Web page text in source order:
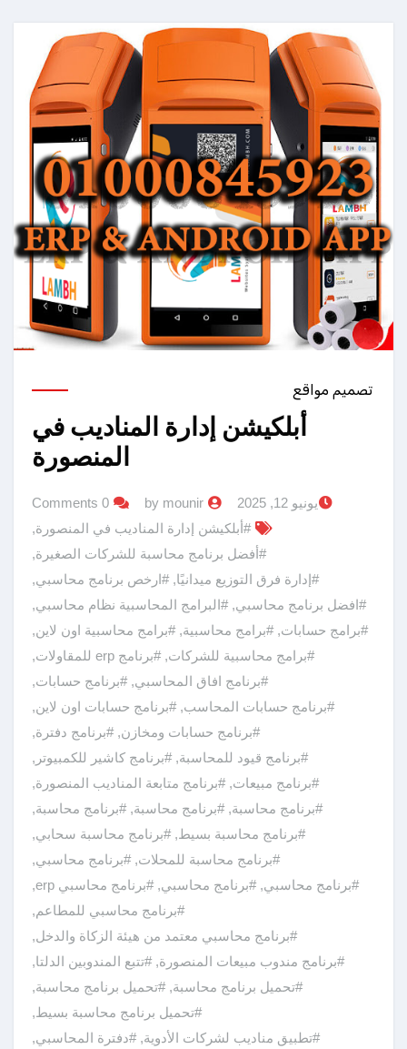
تصميم مواقع
أبلكيشن إدارة المناديب في
المنصورة
يونيو 12, 2025 by mounir
0 Comments
#أبلكيشن إدارة المناديب في المنصورة,
#أفضل برنامج محاسبة للشركات الصغيرة,
#إدارة فرق التوزيع ميدانيًا,#ارخص برنامج محاسبي,
#افضل برنامج محاسبي,#البرامج المحاسبية نظام محاسبي,
#برامج حسابات,#برامج محاسبية,#برامج محاسبية اون لاين,
#برامج محاسبية للشركات,#برنامج erp للمقاولات
,
#برنامج افاق المحاسبي,#برنامج حسابات,
#برنامج حسابات المحاسب,#برنامج حسابات اون لاين,
#برنامج حسابات ومخازن,#برنامج دفترة,
#برنامج قيود للمحاسبة,#برنامج كاشير للكمبيوتر ,
#برنامج مبيعات,#برنامج متابعة المناديب المنصورة,
#برنامج محاسبة,#برنامج محاسبة,#برنامج محاسبة,
#برنامج محاسبة بسيط,#برنامج محاسبة سحابي,
#برنامج محاسبة للمحلات,#برنامج محاسبي,
#برنامج محاسبي,#برنامج محاسبي,#برنامج محاسبي erp
,
#برنامج محاسبي للمطاعم,
#برنامج محاسبي معتمد من هيئة الزكاة والدخل,
#برنامج مندوب مبيعات المنصورة,#تتبع المندوبين الدلتا,
#تحميل برنامج محاسبة,#تحميل برنامج محاسبة,
#تحميل برنامج محاسبة بسيط,
#تطبيق مناديب لشركات الأدوية,#دفترة المحاسبي,